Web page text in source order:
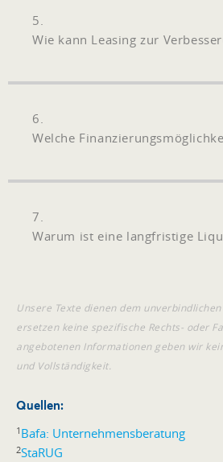
5.
Wie kann Leasing zur
6.
Welche
7.
Warum ist eine langfristige
Unsere Texte dienen dem
ersetzen keine spezifische Rechts- oder
angebotenen Informationen geben wir
und Vollständigkeit.
Quellen:
1 Bafa: Unternehmensberatung
2StaRUG